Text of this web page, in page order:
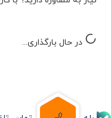
در حال بارگذاری...